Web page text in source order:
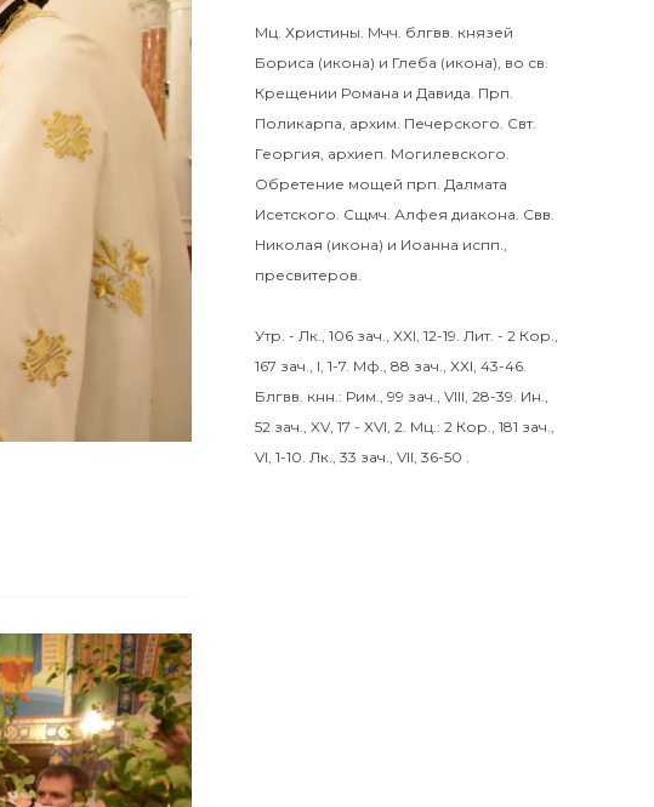
Мц. Христины. Мчч. блгвв. князей
Бориса (икона) и Глеба (икона), во св.
Крещении Романа и Давида. Прп.
Поликарпа, архим. Печерского. Свт.
Георгия, архиеп. Могилевского.
Обретение мощей прп. Далмата
Исетского. Сщмч. Алфея диакона. Свв.
Николая (икона) и Иоанна испп.,
пресвитеров.
Утр. - Лк., 106 зач., XXI, 12-19. Лит. - 2 Кор.,
167 зач., I, 1-7. Мф., 88 зач., XXI, 43-46.
Блгвв. кнн.: Рим., 99 зач., VIII, 28-39. Ин.,
52 зач., XV, 17 - XVI, 2. Мц.: 2 Кор., 181 зач.,
VI, 1-10. Лк., 33 зач., VII, 36-50 .